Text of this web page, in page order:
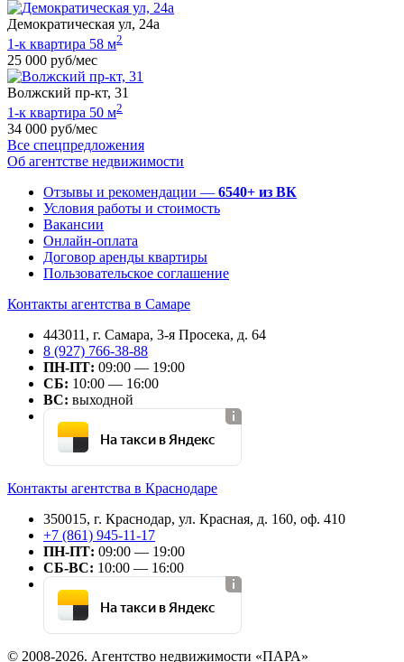
Демократическая ул, 24а
1-к квартира 58 м2
25 000 руб/мес
Волжский пр-кт, 31
1-к квартира 50 м2
34 000 руб/мес
Все спецпредложения
Об агентстве недвижимости
Отзывы и рекомендации — 6540+ из ВК
Условия работы и стоимость
Вакансии
Онлайн-оплата
Договор аренды квартиры
Пользовательское соглашение
Контакты агентства в Самаре
443011, г. Самара, 3-я Просека, д. 64
8 (927) 766-38-88
ПН-ПТ: 09:00 — 19:00
СБ: 10:00 — 16:00
ВС: выходной
На такси в Яндекс
Контакты агентства в Краснодаре
350015, г. Краснодар, ул. Красная, д. 160, оф. 410
+7 (861) 945-11-17
ПН-ПТ: 09:00 — 19:00
СБ-ВС: 10:00 — 16:00
На такси в Яндекс
© 2008-2026. Агентство недвижимости «ПАРА»